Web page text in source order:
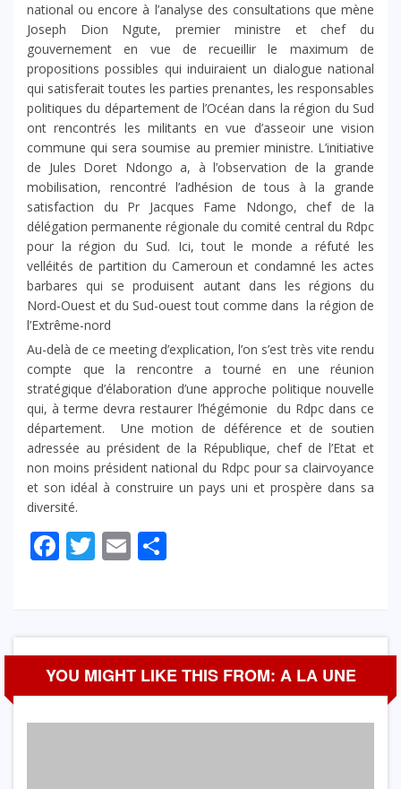
national ou encore à l’analyse des consultations que mène
Joseph Dion Ngute, premier ministre et chef du
gouvernement en vue de recueillir le maximum de
propositions possibles qui induiraient un dialogue national
qui satisferait toutes les parties prenantes, les responsables
politiques du département de l’Océan dans la région du Sud
ont rencontrés les militants en vue d’asseoir une vision
commune qui sera soumise au premier ministre. L’initiative
de Jules Doret Ndongo a, à l’observation de la grande
mobilisation, rencontré l’adhésion de tous à la grande
satisfaction du Pr Jacques Fame Ndongo, chef de la
délégation permanente régionale du comité central du Rdpc
pour la région du Sud. Ici, tout le monde a réfuté les
velléités de partition du Cameroun et condamné les actes
barbares qui se produisent autant dans les régions du
Nord-Ouest et du Sud-ouest tout comme dans la région de
l’Extrême-nord
Au-delà de ce meeting d’explication, l’on s’est très vite rendu
compte que la rencontre a tourné en une réunion
stratégique d’élaboration d’une approche politique nouvelle
qui, à terme devra restaurer l’hégémonie du Rdpc dans ce
département. Une motion de déférence et de soutien
adressée au président de la République, chef de l’Etat et
non moins président national du Rdpc pour sa clairvoyance
et son idéal à construire un pays uni et prospère dans sa
diversité.
Facebook
Twitter
Email
YOU MIGHT LIKE THIS FROM: A LA UNE